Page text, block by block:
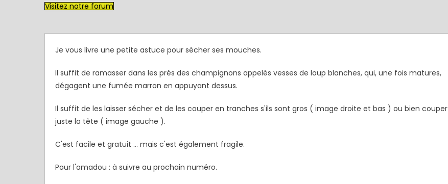
Visitez notre forum
Je vous livre une petite astuce pour sécher ses mouches.
Il suffit de ramasser dans les prés des champignons appelés vesses de loup blanches, qui, une fois matures,
dégagent une fumée marron en appuyant dessus.
Il suffit de les laisser sécher et de les couper en tranches s'ils sont gros ( image droite et bas ) ou bien couper
juste la tête ( image gauche ).
C'est facile et gratuit ... mais c'est également fragile.
Pour l'amadou : à suivre au prochain numéro.